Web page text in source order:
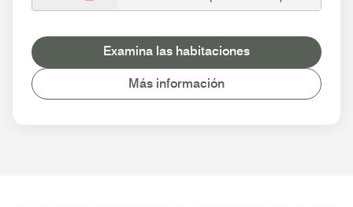
Examina las habitaciones
Más información